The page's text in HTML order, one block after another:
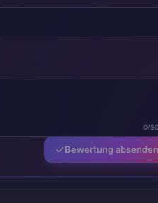
0/
Bewertung absenden